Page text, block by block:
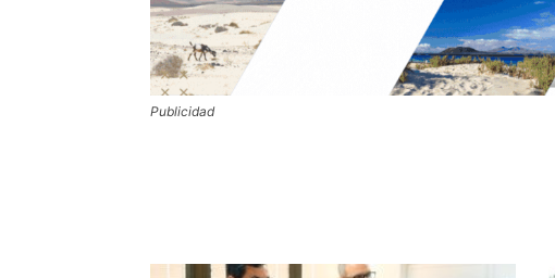
Publicidad